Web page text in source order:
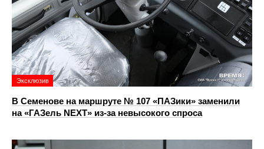
Эксклюзив
В Семенове на маршруте № 107 «ПАЗики» заменили
на «ГАЗель NEXT» из‑за невысокого спроса